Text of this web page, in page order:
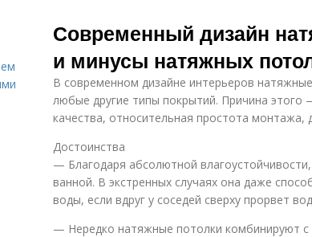
узором
Современный дизайн
и минусы натяжных
В современном дизайне интерьеров
любые другие типы покрытий. Причина этого
качества, относительная простота монтажа,
Достоинства
— Благодаря абсолютной
ванной. В экстренных случаях она даже
воды, если вдруг у соседей сверху прорвет
— Нередко натяжные потолки комбинируют с